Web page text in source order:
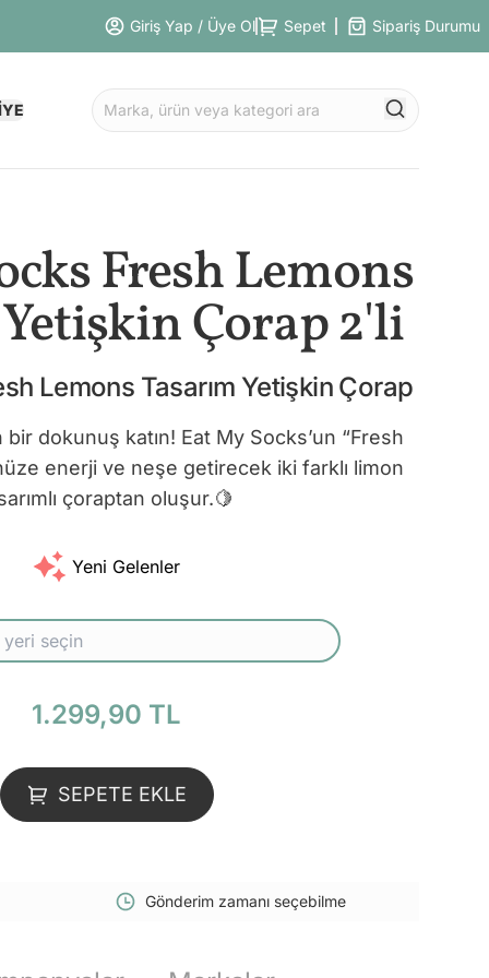
Giriş Yap / Üye Ol Sepet Sipariş Durumu
Fresh Lemons
Çorap 2'li
Lemons Tasarım Yetişkin Çorap
dokunuş katın! Eat My Socks’un “Fresh
enerji ve neşe getirecek iki farklı limon
çoraptan oluşur.🍋
Yeni Gelenler
1.299,90 TL
SEPETE EKLE
Gönderim zamanı seçebilme